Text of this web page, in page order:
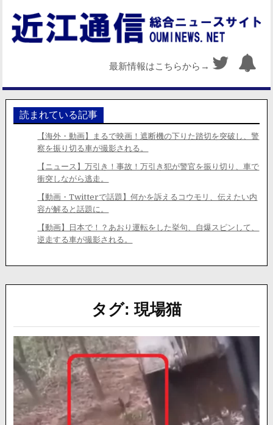
最新情報はこちらから→
読まれている記事
【海外・動画】まるで映画！遮断機の下りた踏切を突破し、警
察を振り切る車が撮影される。
【ニュース】万引き！事故！万引き犯が警官を振り切り、車で
衝突しながら逃走。
【動画・Twitterで話題】何かを訴えるコウモリ、伝えたい内
容が解ると話題に。
【動画】日本で！？あおり運転をした挙句、自爆スピンして、
逆走する車が撮影される。
タグ:現場猫